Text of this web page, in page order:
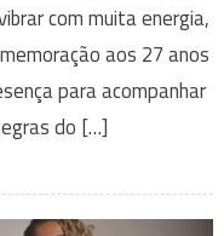
com muita energia,
aos 27 anos
para acompanhar
do […]